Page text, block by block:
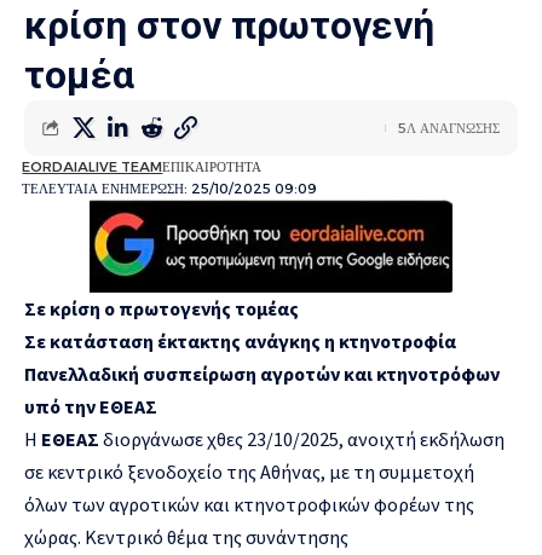
κρίση στον πρωτογενή
τομέα
ΤΕΛΕΥΤΑΙΑ ΕΝΗΜΕΡΩΣΗ: 25/10/2025 09:09
EORDAIALIVE TEAMΕΠΙΚΑΙΡΟΤΗΤΑ
5Λ ΑΝΑΓΝΩΣΗΣ
Σε κρίση ο πρωτογενής τομέας
Σε κατάσταση έκτακτης ανάγκης η κτηνοτροφία
Πανελλαδική συσπείρωση αγροτών και κτηνοτρόφων
υπό την ΕΘΕΑΣ
Η ΕΘΕΑΣ διοργάνωσε χθες 23/10/2025, ανοιχτή εκδήλωση
σε κεντρικό ξενοδοχείο της Αθήνας, με τη συμμετοχή
όλων των αγροτικών και κτηνοτροφικών φορέων της
χώρας. Κεντρικό θέμα της συνάντησης